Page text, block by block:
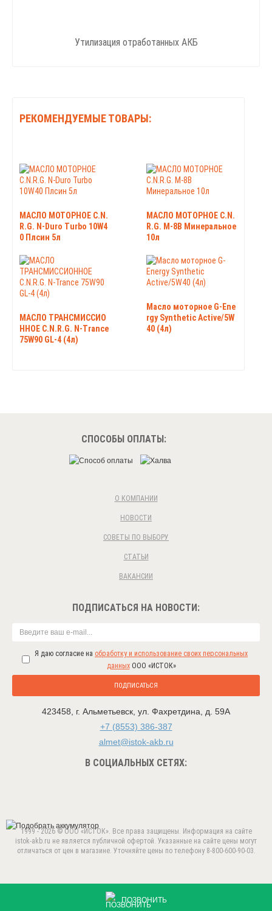
Утилизация отработанных АКБ
РЕКОМЕНДУЕМЫЕ ТОВАРЫ:
МАСЛО МОТОРНОЕ C.N.
R.G. N-Duro Turbo 10W4
0 Плсин 5л
МАСЛО МОТОРНОЕ C.N.
R.G. М-8B Минеральное
10л
МАСЛО ТРАНСМИССИО
ННОЕ C.N.R.G. N-Trance
75W90 GL-4 (4л)
Масло моторное G-Ene
rgy Synthetic Active/5W
40 (4л)
ПОЗВОНИТЬ
СПОСОБЫ ОПЛАТЫ:
О КОМПАНИИ
НОВОСТИ
СОВЕТЫ ПО ВЫБОРУ
СТАТЬИ
ВАКАНСИИ
ПОДПИСАТЬСЯ НА НОВОСТИ:
Я даю согласие на обработку и использование своих персональных
данныхООО «ИСТОК»
ПОДПИСАТЬСЯ
423458 г. Альметьевск ул. Фахретдина, д. 59А
+7 (8553) 386-387
almet@istok-akb.ru
В СОЦИАЛЬНЫХ СЕТЯХ:
1999 - 2026 © ООО «ИСТОК». Все права защищены. Информация на сайте
istok-akb.ru не является публичной офертой. Указанные на сайте цены могут
отличаться от цен в магазине. Уточняйте цены по телефону 8-800-600-90-03.
Продолжая использовать данный сайт, вы соглашаетесь с
cookie-файлов.